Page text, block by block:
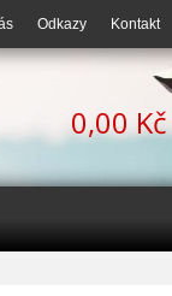
Odkazy Kontakt
0,00 Kč